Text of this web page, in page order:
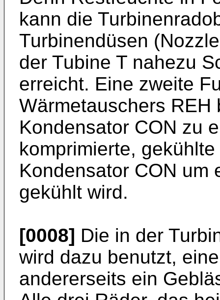
kann die
Turbinendüsen
der Tubine T nahezu
erreicht. Eine zweite
Wärmetauschers REH
Kondensator CON zu
komprimierte,
Kondensator CON um
gekühlt wird.
[0008] Die in der
wird dazu benutzt,
andererseits ein